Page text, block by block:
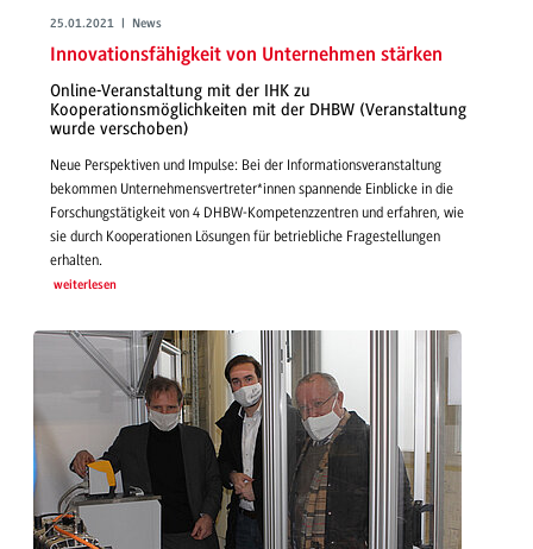
25.01.2021 | News
Innovationsfähigkeit von Unternehmen stärken
Online-Veranstaltung mit der IHK zu
Kooperationsmöglichkeiten mit der DHBW (Veranstaltung
wurde verschoben)
Neue Perspektiven und Impulse: Bei der Informationsveranstaltung
bekommen Unternehmensvertreter*innen spannende Einblicke in die
Forschungstätigkeit von 4 DHBW-Kompetenzzentren und erfahren, wie
sie durch Kooperationen Lösungen für betriebliche Fragestellungen
erhalten.
weiterlesen